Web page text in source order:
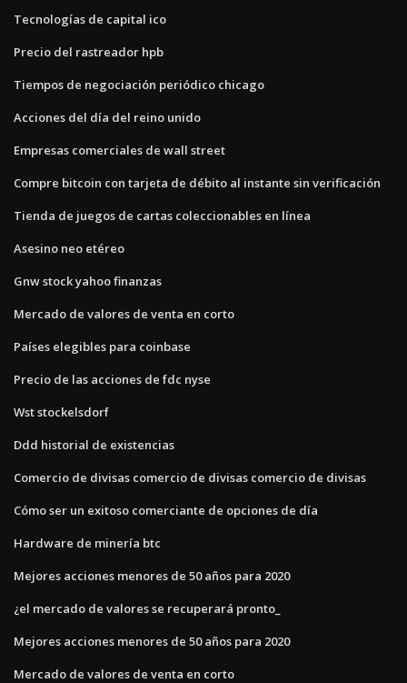
Tecnologías de capital ico
Precio del rastreador hpb
Tiempos de negociación periódico chicago
Acciones del día del reino unido
Empresas comerciales de wall street
Compre bitcoin con tarjeta de débito al instante sin verificación
Tienda de juegos de cartas coleccionables en línea
Asesino neo etéreo
Gnw stock yahoo finanzas
Mercado de valores de venta en corto
Países elegibles para coinbase
Precio de las acciones de fdc nyse
Wst stockelsdorf
Ddd historial de existencias
Comercio de divisas comercio de divisas comercio de divisas
Cómo ser un exitoso comerciante de opciones de día
Hardware de minería btc
Mejores acciones menores de 50 años para 2020
¿el mercado de valores se recuperará pronto_
Mejores acciones menores de 50 años para 2020
Mercado de valores de venta en corto